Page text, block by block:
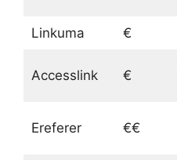
Linkuma €
Accesslink €
Ereferer €€